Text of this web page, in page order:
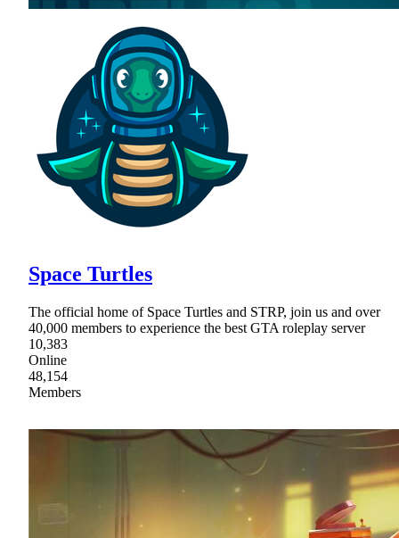
Space Turtles
The official home of Space Turtles and STRP, join us and over
40,000 members to experience the best GTA roleplay server
10,383
Online
48,154
Members